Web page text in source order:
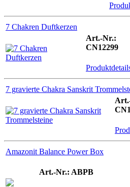
7 Chakren Duftkerzen
Art.-Nr.:
CN12299
7 gravierte Chakra Sanskrit
Amazonit Balance Power Box
Art.-Nr.: ABPB